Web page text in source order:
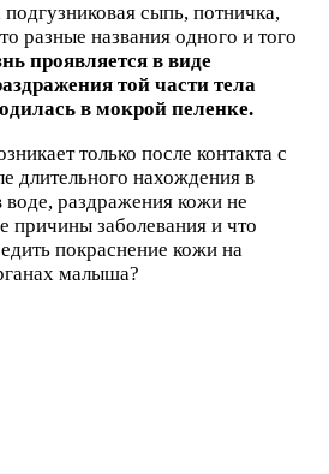
сыпь, потничка,
разные названия одного и того
проявляется в виде
той части тела
в мокрой пеленке.
только после контакта с
длительного нахождения в
раздражения кожи не
причины заболевания и что
покраснение кожи на
малыша?